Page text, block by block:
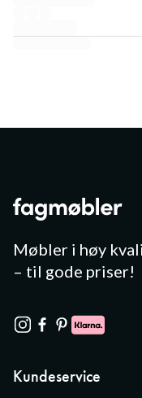
Møbler i høy
– til gode priser!
Kundeservice